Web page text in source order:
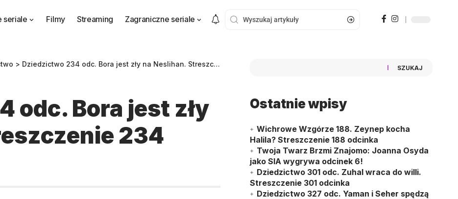
seriale Filmy Streaming Zagraniczne seriale
> Dziedzictwo 234 odc. Bora jest zły na Neslihan. Streszczenie 234 odcinka
odc. Bora jest zły
234
SZUKAJ
Ostatnie wpisy
Wichrowe Wzgórze 188. Zeynep kocha
Halila? Streszczenie 188 odcinka
Twoja Twarz Brzmi Znajomo: Joanna Osyda
jako SIA wygrywa odcinek 6!
Dziedzictwo 301 odc. Zuhal wraca do willi.
Streszczenie 301 odcinka
Dziedzictwo 327 odc. Yaman i Seher spędzą